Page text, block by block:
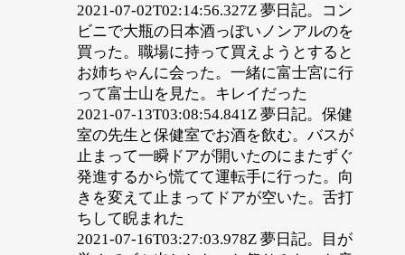
2021-07-02T02:14:56.327Z 夢日記。コン
ビニで大瓶の日本酒っぽいノンアルのを
買った。職場に持って買えようとすると
お姉ちゃんに会った。一緒に富士宮に行
って富士山を見た。キレイだった
2021-07-13T03:08:54.841Z 夢日記。保健
室の先生と保健室でお酒を飲む。バスが
止まって一瞬ドアが開いたのにまたずぐ
発進するから慌てて運転手に行った。向
きを変えて止まってドアが空いた。舌打
ちして睨まれた
2021-07-16T03:27:03.978Z 夢日記。目が